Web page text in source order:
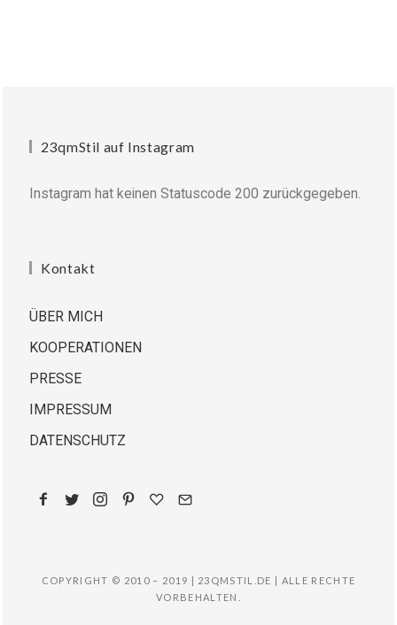
23qmStil auf Instagram
Instagram hat keinen Statuscode 200 zurückgegeben.
Kontakt
ÜBER MICH
KOOPERATIONEN
PRESSE
IMPRESSUM
DATENSCHUTZ
COPYRIGHT © 2010 – 2019 | 23QMSTIL.DE | ALLE RECHTE
VORBEHALTEN.